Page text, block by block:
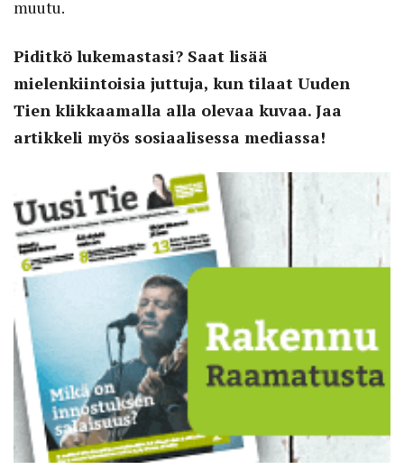
muutu.
Piditkö lukemastasi? Saat lisää
mielenkiintoisia juttuja, kun tilaat Uuden
Tien klikkaamalla alla olevaa kuvaa. Jaa
artikkeli myös sosiaalisessa mediassa!